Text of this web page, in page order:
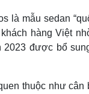
là mẫu sedan
hàng Việt
được bổ
thuộc như